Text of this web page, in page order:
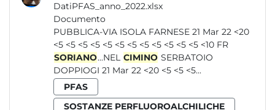
DatiPFAS_anno_2022.xlsx
Documento
PUBBLICA-VIA ISOLA FARNESE 21 Mar 22 <20
<5 <5 <5 <5 <5 <5 <5 <5 <5 <5 <5 <5 <10 FR
SORIANO...NEL CIMINO SERBATOIO
DOPPIOGI 21 Mar 22 <20 <5 <5 <5...
PFAS
SOSTANZE PERFLUOROALCHILICHE